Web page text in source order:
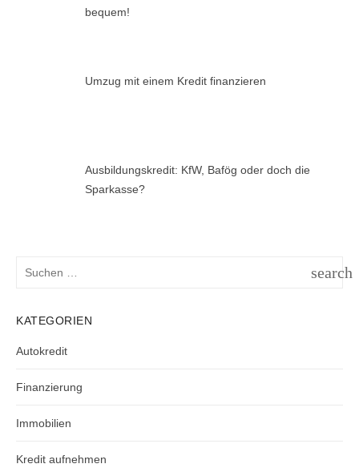
bequem!
Umzug mit einem Kredit finanzieren
Ausbildungskredit: KfW, Bafög oder doch die
Sparkasse?
search
KATEGORIEN
Autokredit
Finanzierung
Immobilien
Kredit aufnehmen